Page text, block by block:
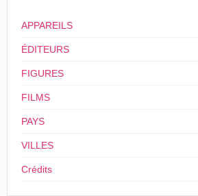
APPAREILS
ÉDITEURS
FIGURES
FILMS
PAYS
VILLES
Crédits